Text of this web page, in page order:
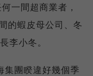
一間超商業者，
的蝦皮母公司、冬
李小冬。
集團睽違好幾個季